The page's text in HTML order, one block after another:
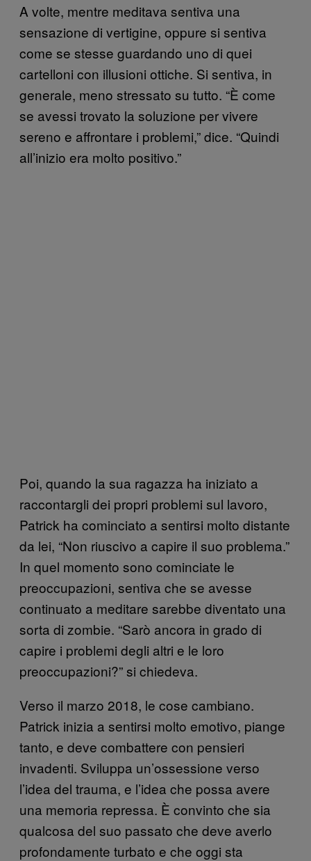
A volte, mentre meditava sentiva una
sensazione di vertigine, oppure si sentiva
come se stesse guardando uno di quei
cartelloni con illusioni ottiche. Si sentiva, in
generale, meno stressato su tutto. “È come
se avessi trovato la soluzione per vivere
sereno e affrontare i problemi,” dice. “Quindi
all’inizio era molto positivo.”
Poi, quando la sua ragazza ha iniziato a
raccontargli dei propri problemi sul lavoro,
Patrick ha cominciato a sentirsi molto distante
da lei, “Non riuscivo a capire il suo problema.”
In quel momento sono cominciate le
preoccupazioni, sentiva che se avesse
continuato a meditare sarebbe diventato una
sorta di zombie. “Sarò ancora in grado di
capire i problemi degli altri e le loro
preoccupazioni?” si chiedeva.
Verso il marzo 2018, le cose cambiano.
Patrick inizia a sentirsi molto emotivo, piange
tanto, e deve combattere con pensieri
invadenti. Sviluppa un’ossessione verso
l’idea del trauma, e l’idea che possa avere
una memoria repressa. È convinto che sia
qualcosa del suo passato che deve averlo
profondamente turbato e che oggi sta